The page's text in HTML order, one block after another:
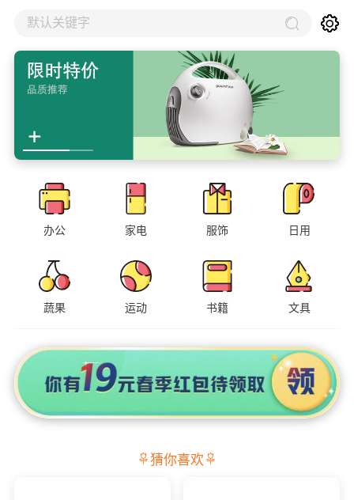
默认关键字
办公 家电 服饰 日用
蔬果 运动 书籍 文具
猜你喜欢